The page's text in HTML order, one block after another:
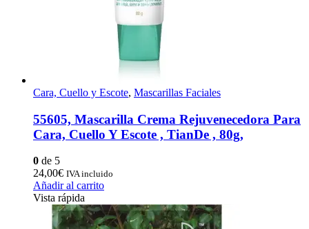
Cara, Cuello y Escote, Mascarillas Faciales
55605, Mascarilla Crema Rejuvenecedora Para
Cara, Cuello Y Escote , TianDe , 80g,
0 de 5
24,00€ IVA incluido
Añadir al carrito
Vista rápida